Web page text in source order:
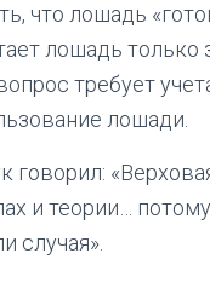
что лошадь
лошадь только
требует
лошади.
и теории…
случая».